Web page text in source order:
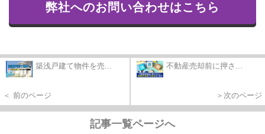
弊社へのお問い合わせはこちら
築浅戸建て物件を売...
＜ 前のページ
不動産売却前に押さ...
＞次のページ
記事一覧ページへ